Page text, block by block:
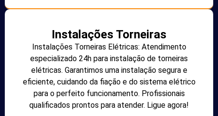
Instalações Torneiras
Instalações Torneiras Elétricas: Atendimento
especializado 24h para instalação de torneiras
elétricas. Garantimos uma instalação segura e
eficiente, cuidando da fiação e do sistema elétrico
para o perfeito funcionamento. Profissionais
qualificados prontos para atender. Ligue agora!